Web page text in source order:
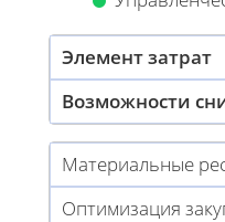
Элемент затрат
Возможности
Материальные
Оптимизация